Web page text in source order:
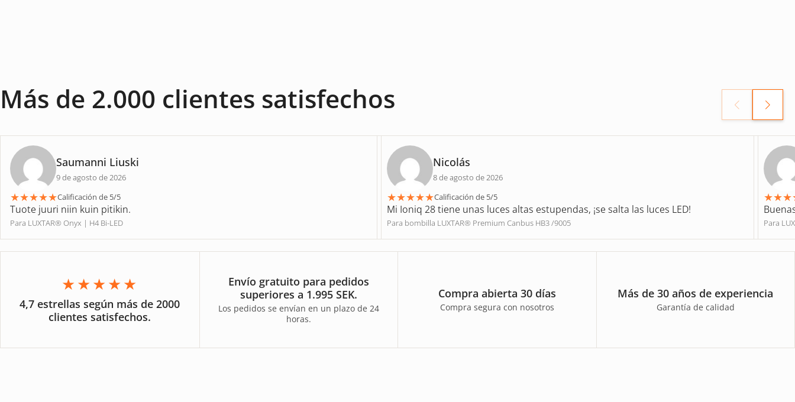
Más de 2.000 clientes satisfechos
Saumanni Liuski
9 de agosto de 2026
★★★★★Calificación de 5/5
Tuote juuri niin kuin pitikin.
Para LUXTAR® Onyx | H4 Bi-LED
Nicolás
8 de agosto de 2026
★★★★★Calificación de 5/5
Mi Ioniq 28 tiene unas luces altas estupendas, ¡se salta las luces LED!
Para bombilla LUXTAR® Premium Canbus HB3 /9005
★★★
Para
★★★★★
4,7 estrellas según más de 2000
clientes satisfechos.
Envío gratuito para pedidos
superiores a 1.995 SEK.
Los pedidos se envían en un plazo de 24
horas.
Compra abierta 30 días
Compra segura con nosotros
Más de 30 años de experiencia
Garantía de calidad